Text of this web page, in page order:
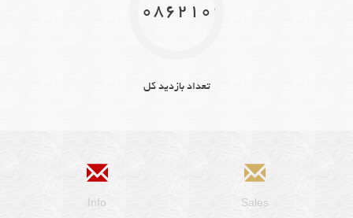
10862109
تعداد بازدید کل
Info Sales